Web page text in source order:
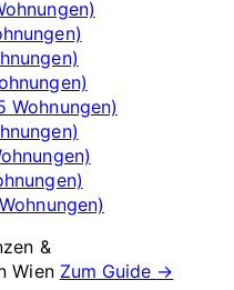
Wohnungen)
&
Wien Zum Guide →